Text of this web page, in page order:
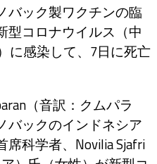
ック製ワクチンの臨
型コロナウイルス（中
に感染して、7日に死亡
（音訳：クムパラ
バックのインドネシア
科学者、Novilia Sjafri